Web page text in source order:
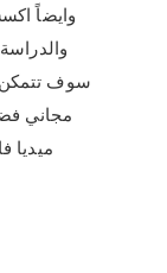
وايضاً
سوف تتمكن
مجاني
ميديا